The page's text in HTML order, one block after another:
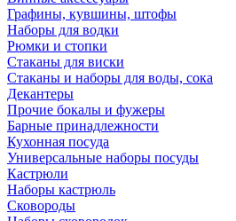
Графины, кувшины, штофы
Наборы для водки
Рюмки и стопки
Стаканы для виски
Стаканы и наборы для воды, сока
Декантеры
Прочие бокалы и фужеры
Барные принадлежности
Кухонная посуда
Универсальные наборы посуды
Кастрюли
Наборы кастрюль
Сковороды